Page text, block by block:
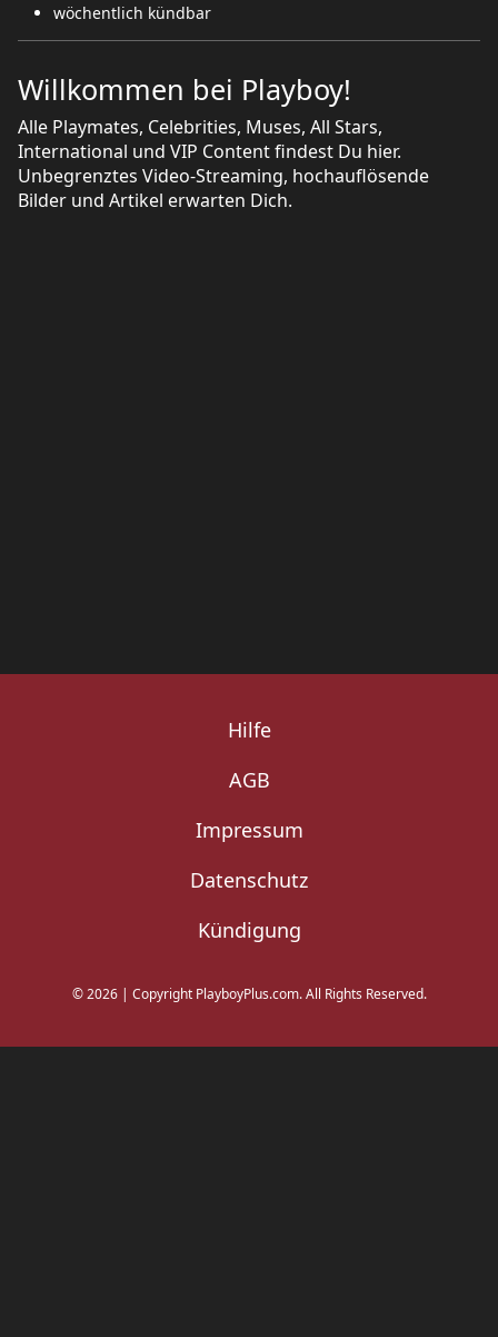
wöchentlich kündbar
Willkommen bei Playboy!
Alle Playmates, Celebrities, Muses, All Stars,
International und VIP Content findest Du hier.
Unbegrenztes Video-Streaming, hochauflösende
Bilder und Artikel erwarten Dich.
©2026| Copyright PlayboyPlus.com. All Rights Reserved.
Hilfe
AGB
Impressum
Datenschutz
Kündigung